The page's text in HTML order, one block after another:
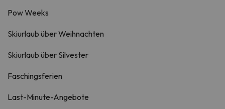
Pow Weeks
Skiurlaub über Weihnachten
Skiurlaub über Silvester
Faschingsferien
Last-Minute-Angebote